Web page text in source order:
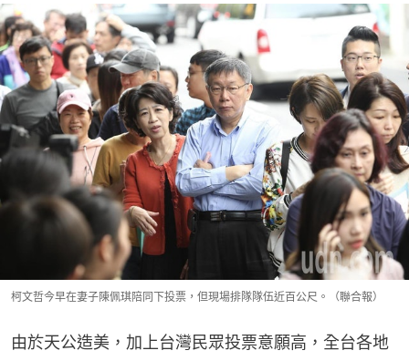
柯文哲今早在妻子陳佩琪陪同下投票，但現場排隊隊伍近百公尺。（聯合報）
由於天公造美，加上台灣民眾投票意願高，全台各地